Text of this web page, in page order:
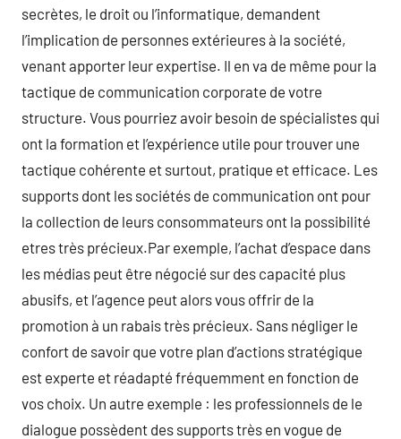
secrètes, le droit ou l’informatique, demandent
l’implication de personnes extérieures à la société,
venant apporter leur expertise. Il en va de même pour la
tactique de communication corporate de votre
structure. Vous pourriez avoir besoin de spécialistes qui
ont la formation et l’expérience utile pour trouver une
tactique cohérente et surtout, pratique et efficace. Les
supports dont les sociétés de communication ont pour
la collection de leurs consommateurs ont la possibilité
etres très précieux.Par exemple, l’achat d’espace dans
les médias peut être négocié sur des capacité plus
abusifs, et l’agence peut alors vous offrir de la
promotion à un rabais très précieux. Sans négliger le
confort de savoir que votre plan d’actions stratégique
est experte et réadapté fréquemment en fonction de
vos choix. Un autre exemple : les professionnels de le
dialogue possèdent des supports très en vogue de